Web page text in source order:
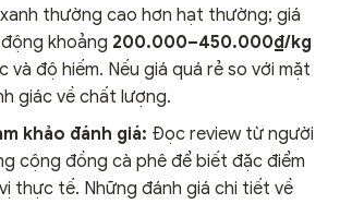
thường cao hơn hạt thường; giá
khoảng 200.000–450.000₫/kg
và độ hiếm. Nếu giá quá rẻ so với mặt
giác về chất lượng.
khảo đánh giá: Đọc review từ người
cộng đồng cà phê để biết đặc điểm
thực tế. Những đánh giá chi tiết về